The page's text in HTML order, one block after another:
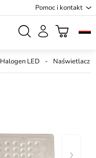
Pomoc i kontakt
Halogen LED Naświetlacz